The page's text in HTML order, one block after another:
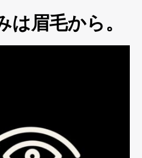
眉毛から。